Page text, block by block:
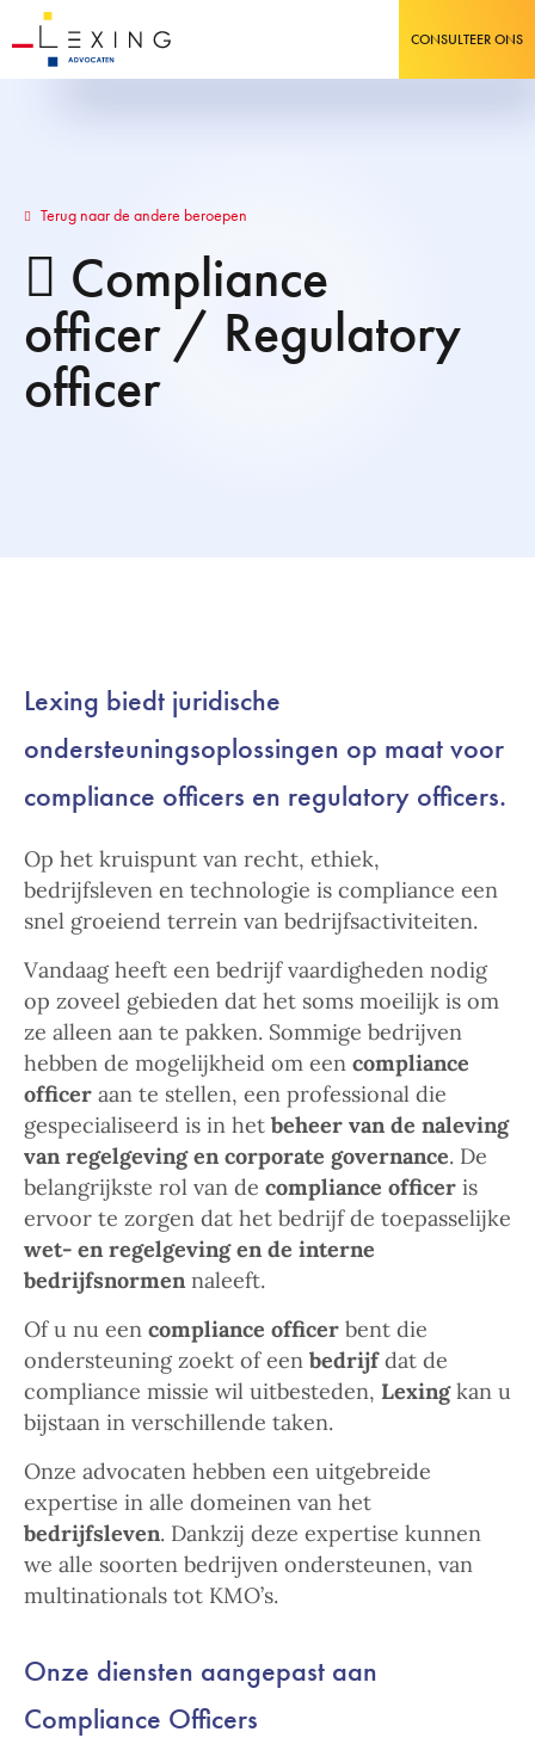
CONSULTEER ONS
Terug naar de andere beroepen
Compliance
officer / Regulatory
officer
Lexing biedt juridische
ondersteuningsoplossingen op maat voor
compliance officers en regulatory officers.
Op het kruispunt van recht, ethiek,
bedrijfsleven en technologie is compliance een
snel groeiend terrein van bedrijfsactiviteiten.
Vandaag heeft een bedrijf vaardigheden nodig
op zoveel gebieden dat het soms moeilijk is om
ze alleen aan te pakken. Sommige bedrijven
hebben de mogelijkheid om een compliance
officer aan te stellen, een professional die
gespecialiseerd is in het beheer van de naleving
van regelgeving en corporate governance. De
belangrijkste rol van de compliance officer is
ervoor te zorgen dat het bedrijf de toepasselijke
wet- en regelgeving en de interne
bedrijfsnormen naleeft.
Of u nu een compliance officer bent die
ondersteuning zoekt of een bedrijfdat de
compliance missie wil uitbesteden, Lexingkan u
bijstaan in verschillende taken.
Onze advocaten hebben een uitgebreide
expertise in alle domeinen van het
bedrijfsleven. Dankzij deze expertise kunnen
we alle soorten bedrijven ondersteunen, van
multinationals tot KMO’s.
Onze diensten aangepast aan
Compliance Officers